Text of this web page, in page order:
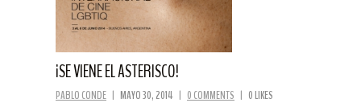
¡SE VIENE EL ASTERISCO!
PABLO CONDE | MAYO 30, 2014 | 0 COMMENTS | 0 LIKES